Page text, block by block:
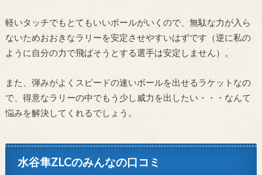
軽いタッチでもとてもいいボールがいくので、無駄な力が入ら
ないためおおきなラリーを安定させやすいはずです（逆に私の
ように自分の力で飛ばそうとする選手は安定しません）。
また、弾みがよくスピードの速いボールを出せるラケットなの
で、得意なラリーの中でもう少し威力を出したい・・・なんて
悩みを解決してくれるでしょう。
水谷隼ZLCのみんなの口コミ